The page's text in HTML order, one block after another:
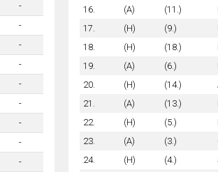
-
-
-
-
-
-
-
-
-
16.
(A) (11.)
17.
(H) (9.)
18.
(H) (18.)
19.
(A) (6.)
20.
(H) (14.)
21.
(A) (13.)
22.
(H) (5.)
23.
(A) (3.)
24.
(H) (4.)